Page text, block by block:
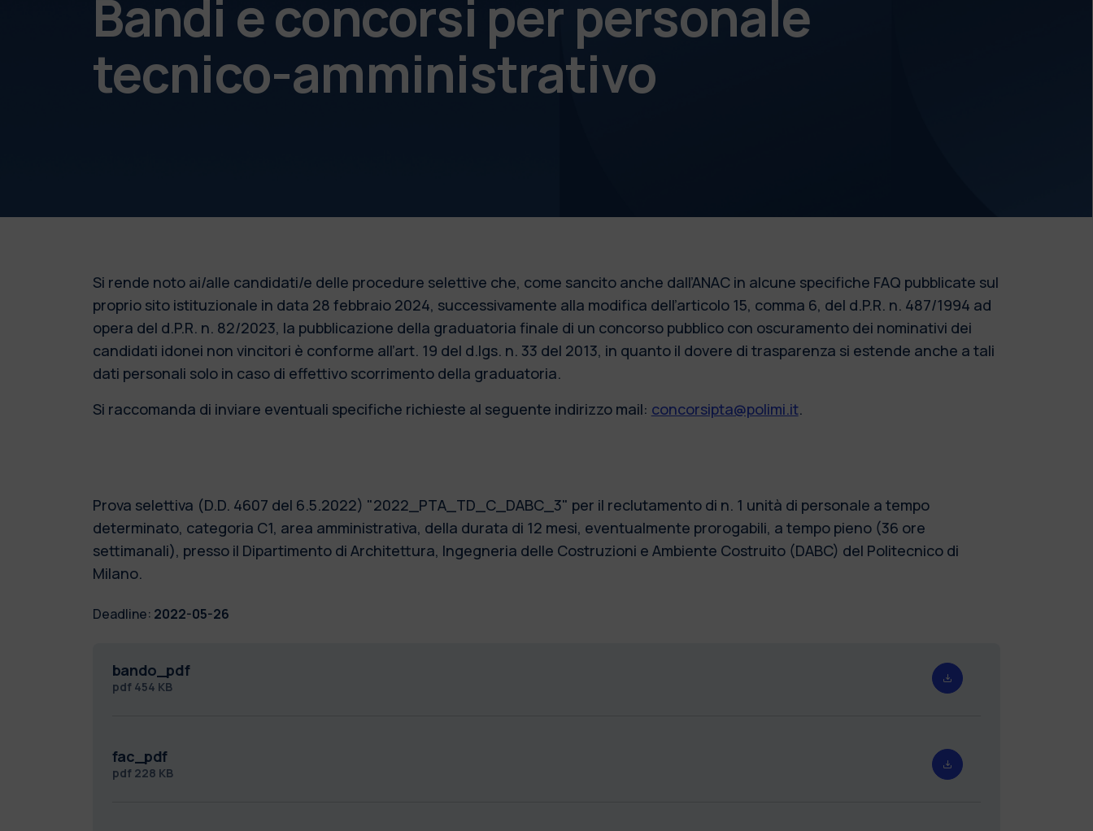
Bandi e concorsi per personale
tecnico-amministrativo
Si rende noto ai/alle candidati/e delle procedure selettive che, come sancito anche dall’ANAC in alcune specifiche FAQ pubblicate sul
proprio sito istituzionale in data 28 febbraio 2024, successivamente alla modifica dell’articolo 15, comma 6, del d.P.R. n. 487/1994 ad
opera del d.P.R. n. 82/2023, la pubblicazione della graduatoria finale di un concorso pubblico con oscuramento dei nominativi dei
candidati idonei non vincitori è conforme all’art. 19 del d.lgs. n. 33 del 2013, in quanto il dovere di trasparenza si estende anche a tali
dati personali solo in caso di effettivo scorrimento della graduatoria.
Si raccomanda di inviare eventuali specifiche richieste al seguente indirizzo mail: concorsipta@polimi.it.
Prova selettiva (D.D. 4607 del 6.5.2022) "2022_PTA_TD_C_DABC_3" per il reclutamento di n. 1 unità di personale a tempo
determinato, categoria C1, area amministrativa, della durata di 12 mesi, eventualmente prorogabili, a tempo pieno (36 ore
settimanali), presso il Dipartimento di Architettura, Ingegneria delle Costruzioni e Ambiente Costruito (DABC) del Politecnico di
Milano.
Deadline: 2022-05-26
bando_pdf
pdf 454 KB
fac_pdf
pdf 228 KB